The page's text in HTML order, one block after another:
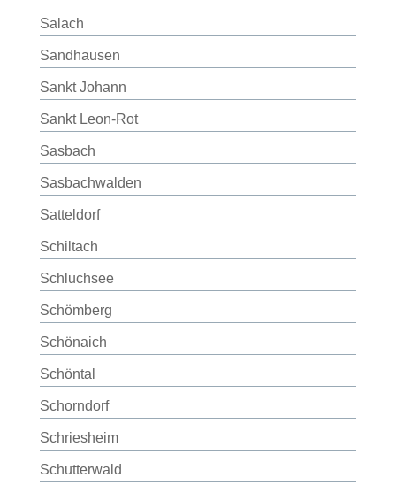
Salach
Sandhausen
Sankt Johann
Sankt Leon-Rot
Sasbach
Sasbachwalden
Satteldorf
Schiltach
Schluchsee
Schömberg
Schönaich
Schöntal
Schorndorf
Schriesheim
Schutterwald